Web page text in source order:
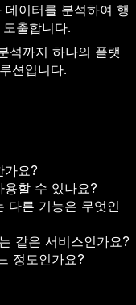
데이터를 분석하여 행
출합니다.
석까지 하나의 플랫
션입니다.
가요?
할 수 있나요?
다른 기능은 무엇인
같은 서비스인가요?
정도인가요?